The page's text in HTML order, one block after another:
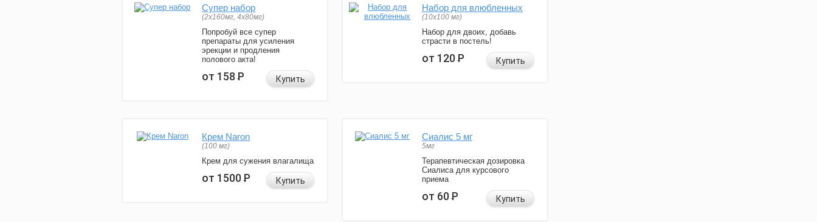
Супер набор
(2х160мг, 4х80мг)
Попробуй все супер
препараты для усиления
эрекции и продления
полового акта!
от 158Р Купить
Набор для влюбленных
(10х100 мг)
Набор для двоих, добавь
страсти в постель!
от 120Р Купить
Крем Naron
(100 мг)
Крем для сужения влагалища
от 1500Р Купить
Сиалис 5 мг
5мг
Терапевтическая дозировка
Сиалиса для курсового
приема
от 60Р Купить